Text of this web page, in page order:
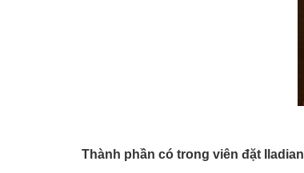
Thành phần có trong viên đặt Iladian